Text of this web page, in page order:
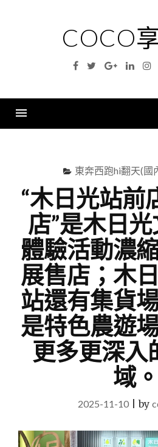
COCO
Facebook
TwitterGoogle
東奔西跑hi翻天(國
“木日光站前
店”是木日
體驗活動濃
展售店；木
站還有集貨
是特色農遊
更多更深入
域。
2025-11-10 |by